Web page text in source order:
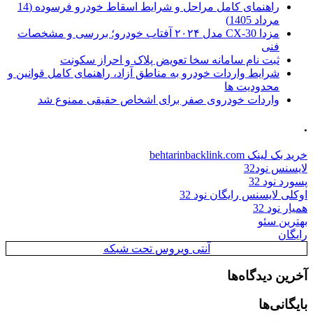
راهنمای کامل مراحل و شرایط اسقاط خودرو فرسوده (14
مرداد 1405)
مزدا CX-30 مدل ۲۰۲۴ آفتاب خودرو؛ بررسی و مشخصات
فنی
ثبت نام سامانه سخا تعویض پلاک و احراز سکونت
شرایط واردات خودرو به مناطق آزاد، راهنمای کامل قوانین و
محدودیت ها
واردات خودروی صفر برای اشخاص حقیقی ممنوع شد
.
خرید بک لینک behtarinbacklink.com
لایسنس نود32
پسورد نود 32
اوکلی لایسنس رایگان نود 32
همیار نود 32
بهترین سئو
رایگان
آنتی ویروس تحت شبکه
آخرین دیدگاه‌ها
بایگانی‌ها